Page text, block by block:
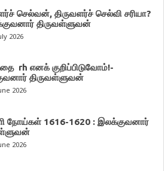
செல்வன், திருவளர்ச் செல்வி சரியா?
திருவள்ளுவன்
2026
rh எனக் குறிப்பிடுவோம்!-
திருவள்ளுவன்
2026
நோய்கள் 1616-1620 : இலக்குவனார்
2026